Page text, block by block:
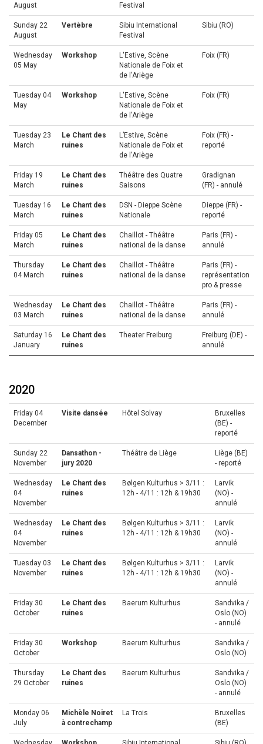
August
Festival
Sunday 22
August
Vertèbre
Sibiu International
Festival
Sibiu (RO)
Wednesday
05 May
Workshop
L'Estive, Scène
Nationale de Foix et
de l'Ariège
Foix (FR)
Tuesday 04
May
Workshop
L'Estive, Scène
Nationale de Foix et
de l'Ariège
Foix (FR)
Tuesday 23
March
Le Chant des
ruines
L’Estive, Scène
Nationale de Foix et
de l'Ariège
Foix (FR) -
reporté
Friday 19
March
Le Chant des
ruines
Théâtre des Quatre
Saisons
Gradignan
(FR) - annulé
Tuesday 16
March
Le Chant des
ruines
DSN - Dieppe Scène
Nationale
Dieppe (FR) -
reporté
Friday 05
March
Le Chant des
ruines
Chaillot - Théâtre
national de la danse
Paris (FR) -
annulé
Thursday
04 March
Le Chant des
ruines
Chaillot - Théâtre
national de la danse
Paris (FR) -
représentation
pro & presse
Wednesday
03 March
Le Chant des
ruines
Chaillot - Théâtre
national de la danse
Paris (FR) -
annulé
Saturday 16
January
Le Chant des
ruines
Theater Freiburg
Freiburg (DE) -
annulé
2020
Friday 04
December
Visite dansée Hôtel Solvay
Bruxelles
(BE) -
reporté
Sunday 22
November
Dansathon -
jury 2020
Théâtre de Liège
Liège (BE)
- reporté
Wednesday
04
November
Le Chant des
ruines
Bølgen Kulturhus > 3/11 :
12h - 4/11 : 12h & 19h30
Larvik
(NO) -
annulé
Wednesday
04
November
Le Chant des
ruines
Bølgen Kulturhus > 3/11 :
12h - 4/11 : 12h & 19h30
Larvik
(NO) -
annulé
Tuesday 03
November
Le Chant des
ruines
Bølgen Kulturhus > 3/11 :
12h - 4/11 : 12h & 19h30
Larvik
(NO) -
annulé
Friday 30
October
Le Chant des
ruines
Baerum Kulturhus
Sandvika /
Oslo (NO)
- annulé
Friday 30
October
Workshop Baerum Kulturhus
Sandvika /
Oslo (NO)
Thursday
29 October
Le Chant des
ruines
Baerum Kulturhus
Sandvika /
Oslo (NO)
- annulé
Monday 06
July
Michèle Noiret
à contrechamp
La Trois
Bruxelles
(BE)